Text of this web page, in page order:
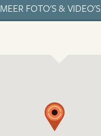
MEER FOTO'S & VIDEO'S